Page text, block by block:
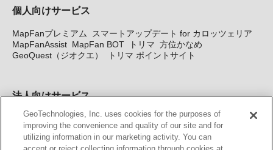
個人向けサービス
MapFanプレミアム
スマートアップデート for カロッツェリア
MapFanAssist MapFan BOT トリマ 方位かなめ
GeoQuest（ジオクエ）
トリマ ポイントサイト
法人向けサービス
法人向け地図・位置情報サービス WEBサイト・システム向け地
図API Windows PC向け地図開発キット MapFan DB 住所確認
サービス
MAP WORLD+ トリマ広告 Geo-Research
GeoTechnologies, Inc. uses cookies for the purposes of
improving the convenience and quality of our site and for
utilizing information in our marketing activity. You can